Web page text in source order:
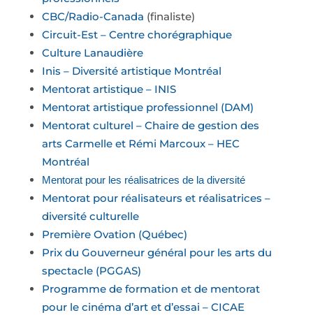
CBC/Radio-Canada (finaliste)
Circuit-Est – Centre chorégraphique
Culture Lanaudière
Inis – Diversité artistique Montréal
Mentorat artistique – INIS
Mentorat artistique professionnel (DAM)
Mentorat culturel – Chaire de gestion des
arts Carmelle et Rémi Marcoux – HEC
Montréal
Mentorat pour les réalisatrices de la diversité
Mentorat pour réalisateurs et réalisatrices –
diversité culturelle
Première Ovation (Québec)
Prix du Gouverneur général pour les arts du
spectacle (PGGAS)
Programme de formation et de mentorat
pour le cinéma d’art et d’essai – CICAE